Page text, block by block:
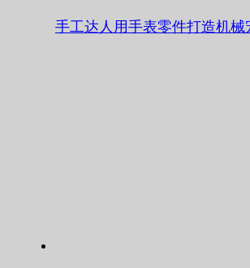
手工达人用手表零件打造机械